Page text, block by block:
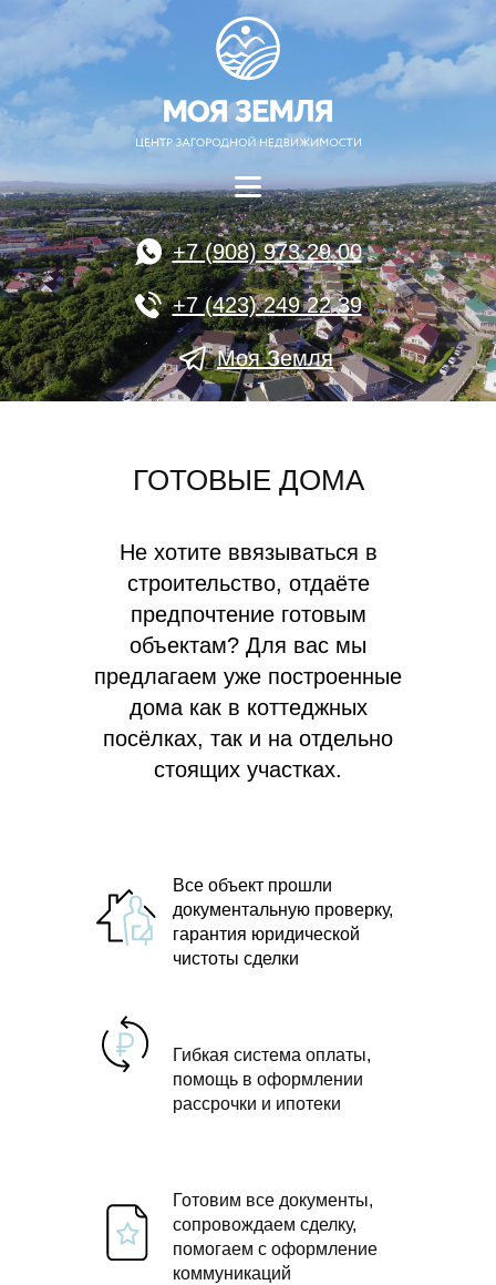
+7 (908) 973 29 00
+7 (423) 249 22 39
Моя Земля
ГОТОВЫЕ ДОМА
Не хотите ввязываться в
строительство, отдаёте
предпочтение готовым
объектам? Для вас мы
предлагаем уже построенные
дома как в коттеджных
посёлках, так и на отдельно
стоящих участках.
Все объект прошли
документальную проверку,
гарантия юридической
чистоты сделки
Гибкая система оплаты,
помощь в оформлении
рассрочки и ипотеки
Готовим все документы,
сопровождаем сделку,
помогаем с оформление
коммуникаций